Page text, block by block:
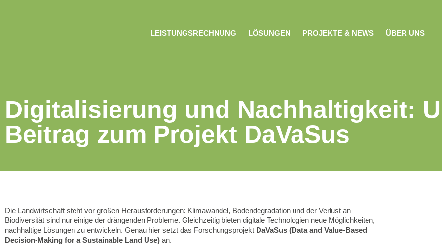
LEISTUNGSRECHNUNG LÖSUNGEN PROJEKTE & NEWS ÜBER UNS
Digitalisierung und Nachhaltigkeit:
Beitrag zum Projekt DaVaSus
Die Landwirtschaft steht vor großen Herausforderungen: Klimawandel, Bodendegradation und der Verlust an
Biodiversität sind nur einige der drängenden Probleme. Gleichzeitig bieten digitale Technologien neue Möglichkeiten,
nachhaltige Lösungen zu entwickeln. Genau hier setzt das Forschungsprojekt DaVaSus (Data and Value-Based
Decision-Making for a Sustainable Land Use) an.